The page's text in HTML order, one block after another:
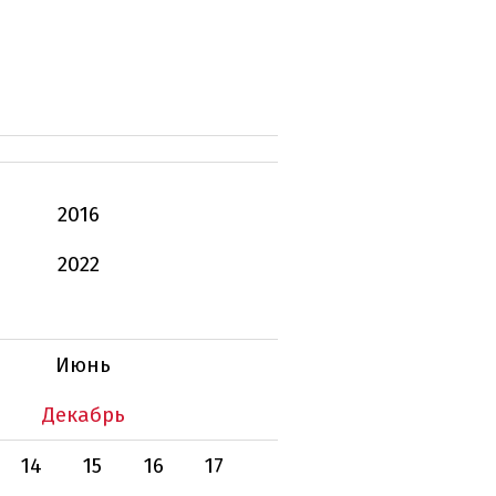
2016
2022
Июнь
Декабрь
14
15 16 17